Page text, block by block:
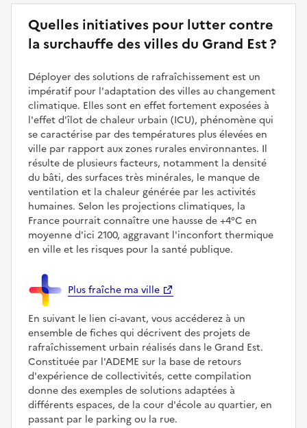
Quelles initiatives pour lutter contre
la surchauffe des villes du Grand Est ?
Déployer des solutions de rafraîchissement est un
impératif pour l'adaptation des villes au changement
climatique. Elles sont en effet fortement exposées à
l'effet d'îlot de chaleur urbain (ICU), phénomène qui
se caractérise par des températures plus élevées en
ville par rapport aux zones rurales environnantes. Il
résulte de plusieurs facteurs, notamment la densité
du bâti, des surfaces très minérales, le manque de
ventilation et la chaleur générée par les activités
humaines. Selon les projections climatiques, la
France pourrait connaître une hausse de +4°C en
moyenne d'ici 2100, aggravant l'inconfort thermique
en ville et les risques pour la santé publique.
Plus fraîche ma ville
En suivant le lien ci-avant, vous accéderez à un
ensemble de fiches qui décrivent des projets de
rafraîchissement urbain réalisés dans le Grand Est.
Constituée par l'ADEME sur la base de retours
d'expérience de collectivités, cette compilation
donne des exemples de solutions adaptées à
différents espaces, de la cour d'école au quartier, en
passant par le parking ou la rue.